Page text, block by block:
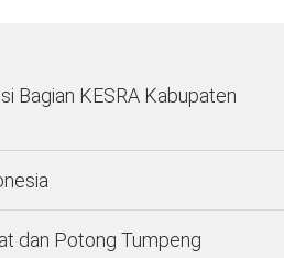
Bagian KESRA Kabupaten
dan Potong Tumpeng